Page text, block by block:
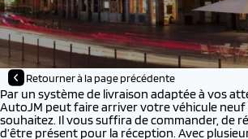
Retourner à la page précédente
Par un système de livraison adaptée à vos
AutoJM peut faire arriver votre véhicule neuf
souhaitez. Il vous suffira de commander, de
d’être présent pour la réception. Avec